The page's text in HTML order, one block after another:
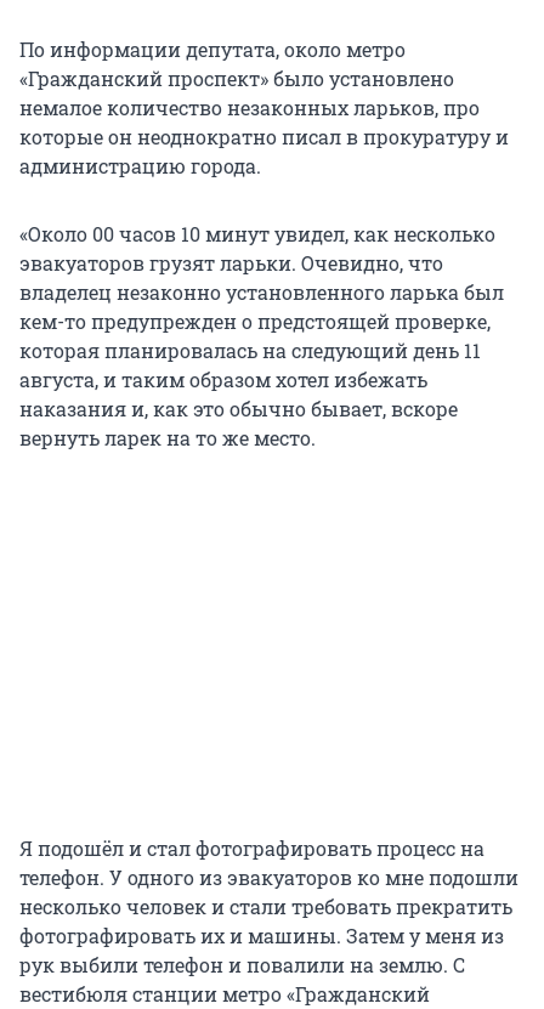
По информации депутата, около метро
«Гражданский проспект» было установлено
немалое количество незаконных ларьков, про
которые он неоднократно писал в прокуратуру и
администрацию города.
«Около 00 часов 10 минут увидел, как несколько
эвакуаторов грузят ларьки. Очевидно, что
владелец незаконно установленного ларька был
кем-то предупрежден о предстоящей проверке,
которая планировалась на следующий день 11
августа, и таким образом хотел избежать
наказания и, как это обычно бывает, вскоре
вернуть ларек на то же место.
Я подошёл и стал фотографировать процесс на
телефон. У одного из эвакуаторов ко мне подошли
несколько человек и стали требовать прекратить
фотографировать их и машины. Затем у меня из
рук выбили телефон и повалили на землю. С
вестибюля станции метро «Гражданский